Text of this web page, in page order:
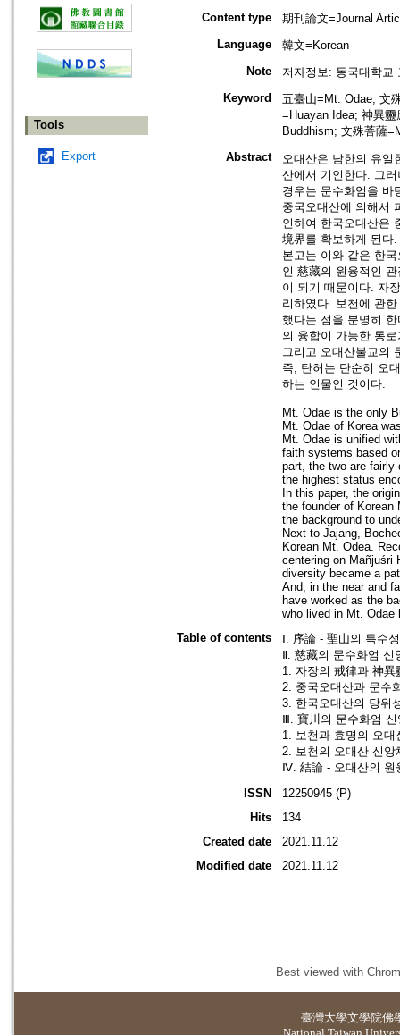
Tools
Export
Content type
期刊論文=Journal
Language
韓文=Korean
Note
저자정보: 동국대학교
Keyword
五臺山=Mt. Odae; 文
=Huayan Idea; 神異
Buddhism; 文殊菩薩
Abstract
오대산은 남한의 유일
산에서 기인한다. 그
경우는 문수화엄을 바
중국오대산에 의해서
인하여 한국오대산은
境界를 확보하게 된다.
본고는 이와 같은 한
인 慈藏의 원융적인
이 되기 때문이다. 자
리하였다. 보천에 관
했다는 점을 분명히
의 융합이 가능한 통
그리고 오대산불교의
즉, 탄허는 단순히 오
하는 인물인 것이다.
Mt. Odae is the only
Mt. Odae of Korea
Mt. Odae is unified
faith systems based
part, the two are fairly
the highest status
In this paper, the
the founder of
the background to
Next to Jajang,
Korean Mt. Odea.
centering on Mañjuśri
diversity became a
And, in the near and
have worked as the
who lived in Mt. Odae
Table of contents
Ⅰ. 序論 - 聖山의 특수
Ⅱ. 慈藏의 문수화엄 신
1. 자장의 戒律과 神異
2. 중국오대산과 문수
3. 한국오대산의 당위
Ⅲ. 寶川의 문수화엄 신
1. 보천과 효명의 오대
2. 보천의 오대산 신앙
Ⅳ. 結論 - 오대산의 원
ISSN
12250945 (P)
Hits
134
Created date
2021.11.12
Modified date
2021.11.12
Best viewed with
臺灣大學文學院佛